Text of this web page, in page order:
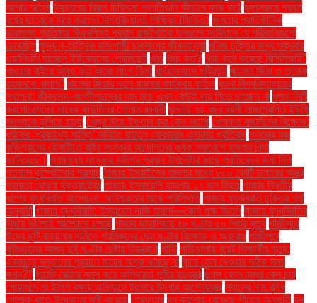
আশার আলো ক্যান্সারের বিকল্প চিকিৎসা পদ্ধতিগুলি কীভাবে কাজ করে ক্লাসরুমে প্রথম
বর্ষের ছাত্রকে বিয়ে করলেন বিশ্ববিদ্যালয় শিক্ষিকা (ভিডিও) ক্ষমতার প্রাতিষ্ঠানিক
ভারসাম্য প্রতিষ্ঠায় বিএনপিসহ প্রধান রাজনৈতিক দলগুলো সংবিধানে যে পরিবর্তনগুলো
চেয়েছিল ক্ষুদ্র নৃ-তাত্বিক জনগোষ্ঠী চাকমাদের জীবনযাত্রা খনিজ চুক্তির জন্য শুক্রবার
ওয়াশিংটন যাচ্ছেন ইউক্রেনের প্রেসিডেন্ট খবর খরচ কত? খরচ বহন করেছে বিসিসিআই"
খাওয়ার বাইরে আরও কত কাজে লাগে ডিম! খাদ্যাভ্যাসে পরিবর্তন খালেদা জিয়া ও তারেক
রহমানকে খালাস'' খালেদা জিয়ার নতুন মামলার কার্যক্রম বাতিল খুলনা বিশ্ববিদ্যালয়ের
স্থাপনা: জীবনানন্দ–জগদীশচন্দ্রের নাম মুছে এখন কেউই দায় নিতে চাচ্ছেন না খুলনা সিটি
করপোরেশনের সাবেক কাউন্সিলর গোলাম রব্বানী খুলনায় ৭৪ বছর বয়সী সাজাপ্রাপ্ত ইউপি
সদস্যকে কুপিয়ে হত্যা খেজুর দিয়ে ইফতার করা কেন ভালো খেলাফত মজলিসের বিক্ষোভ:
ধর্ষকের ‘প্রকাশ্যে শাস্তি’ দাবিতে বায়তুল মোকাররম এলাকায় প্রতিবাদ গণতন্ত্র মঞ্চ
কুড়িগ্রামের রৌমারীতে রাষ্ট্র সংস্কার আন্দোলনের কৃষক সমাবেশে হামলার নিন্দা
জানিয়েছে। গণমাধ্যম সংস্কার কমিশন প্রধান উপদেষ্টার কাছে প্রতিবেদন জমা দিল
গতকাল বৃহস্পতিবার সন্ধ্যায় গাজায় ইসরাইলের হামলার মধ্যে ৮০০ কোটি ডলারের অস্ত্র
সহায়তা ঘোষণা যুক্তরাষ্ট্রের গাজায় ইসরায়েলি হামলায় ১৭ জন নিহত গাজায় দ্বিতীয়
ধাপের যুদ্ধবিরতি আলোচনা: অনিশ্চয়তার মাঝে পরিস্থিতি গাজায় যুদ্ধবিরতি চুক্তির শর্ত
অনুযায়ী গাজায় যুদ্ধবিরতি: ইসরায়েল নাকি হামাস—কোন পক্ষ জিতল গাজায় যুদ্ধবিরতির
বিষয়ে ভালোই আলোচনা চলছে গাজার জাবালিয়ায় ৪৮ ঘণ্টায় ৫০ শিশুর মৃত্যু গাজীপুরে
ঈদের ছুটি বাড়ানোর দাবিতে শ্রমিকদের দেড় ঘণ্টার বিক্ষোভ ও অবরোধ গাজীপুরে
ঝুটগুদামের আগুন দুই ঘণ্টার চেষ্টায় নিয়ন্ত্রণে গাড়ি গাড়িচাপায় বুয়েট শিক্ষার্থীর মৃত্যু:
একমাত্র সন্তানের প্রয়াণে মায়ের অশ্রু থামছে না গায়ে তেল দেওয়ার সঠিক সময়
কখন?" গার্মেন্ট সেক্টরে নতুন করে অস্থিরতা সৃষ্টির ষড়যন্ত্র গুগল ফোন নম্বর কেন চায়
গোয়ালন্দে মা ইলিশ রক্ষায় অভিযানে ট্রলারে উদ্ধার আগ্নেয়াস্ত্র গ্যাসের দাম বৃদ্ধি
পোশাক খাতে উদ্বেগের সৃষ্টি করেছে গ্রেফতার ঘন কুয়াশায় বেড়েছে শীতের অনুভূতি ঘন